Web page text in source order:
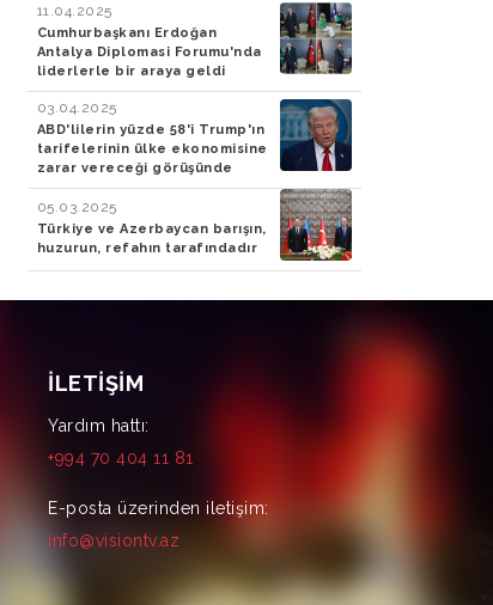
11.04.2025
Cumhurbaşkanı Erdoğan
Antalya Diplomasi Forumu'nda
liderlerle bir araya geldi
03.04.2025
ABD'lilerin yüzde 58'i Trump'ın
tarifelerinin ülke ekonomisine
zarar vereceği görüşünde
05.03.2025
Türkiye ve Azerbaycan barışın,
huzurun, refahın tarafındadır
İLETIŞIM
Yardım hattı:
+994 70 404 11 81
E-posta üzerinden iletişim:
info@visiontv.az